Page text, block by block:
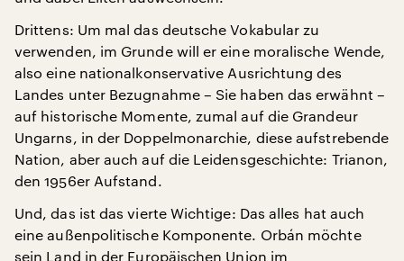
Drittens: Um mal das deutsche Vokabular zu
verwenden, im Grunde will er eine moralische Wende,
also eine nationalkonservative Ausrichtung des
Landes unter Bezugnahme – Sie haben das erwähnt –
auf historische Momente, zumal auf die Grandeur
Ungarns, in der Doppelmonarchie, diese aufstrebende
Nation, aber auch auf die Leidensgeschichte: Trianon,
den 1956er Aufstand.
Und, das ist das vierte Wichtige: Das alles hat auch
eine außenpolitische Komponente. Orbán möchte
sein Land in der Europäischen Union im